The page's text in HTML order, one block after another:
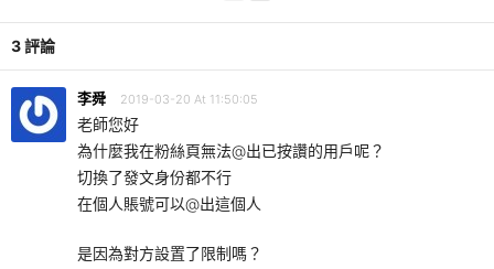
3 評論
李舜 2019-03-20 At 11:50:05
老師您好
為什麼我在粉絲頁無法@出已按讚的用戶呢？
切換了發文身份都不行
在個人賬號可以@出這個人
是因為對方設置了限制嗎？